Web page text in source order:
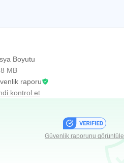
Boyutu
MB
raporu
kontrol et
Güvenlik raporunu görüntüle